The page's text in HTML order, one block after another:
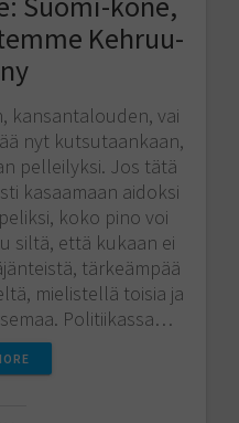
Kehruu-
kansantalouden, vai
nyt kutsutaankaan,
pelleilyksi. Jos tätä
kasaamaan aidoksi
koko pino voi
siltä, että kukaan ei
tärkeämpää
mielistellä toisia ja
Politiikassa…